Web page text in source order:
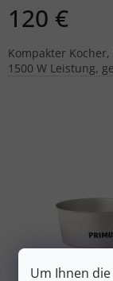
Um Ihnen
120 €
Kompakter
1500 W Leistung,